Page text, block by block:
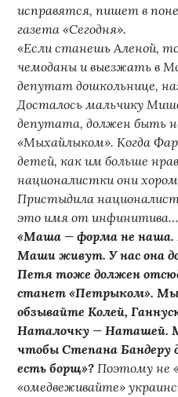
исправятся, пишет в
газета «Сегодня».
«Если станешь Аленой,
чемоданы и выезжать в
депутат дошкольнице,
Досталось мальчику
депутата, должен быть
«Мыхайлыком». Когда
детей, как им больше
националистки они
Пристыдила
это имя от инфинитива…
«Маша — форма не наша.
Маши живут. У нас она
Петя тоже должен
станет «Петрыком».
обзывайте Колей,
Наталочку — Наташей.
чтобы Степана Бандеру
есть борщ»? Поэтому не
«омедвеживайте»